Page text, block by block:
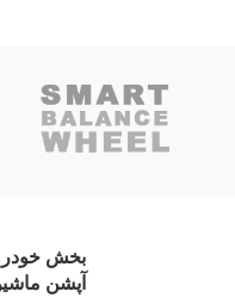
بخش
آپشن